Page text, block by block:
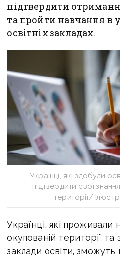
підтвердити
та пройти навчання в
освітніх закладах.
Українці, які здобули
підтвердити свої
території/
Українці, які проживали
окупованій території та
заклади освіти, зможуть